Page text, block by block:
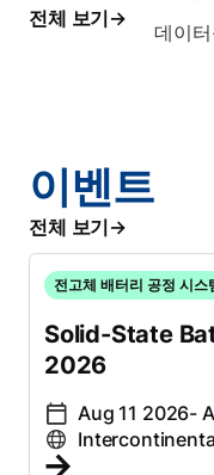
전체 보기
데이
이벤트
전체 보기
전고체 배터리 공정 시스
Solid-State
2026
Aug 11 2026-